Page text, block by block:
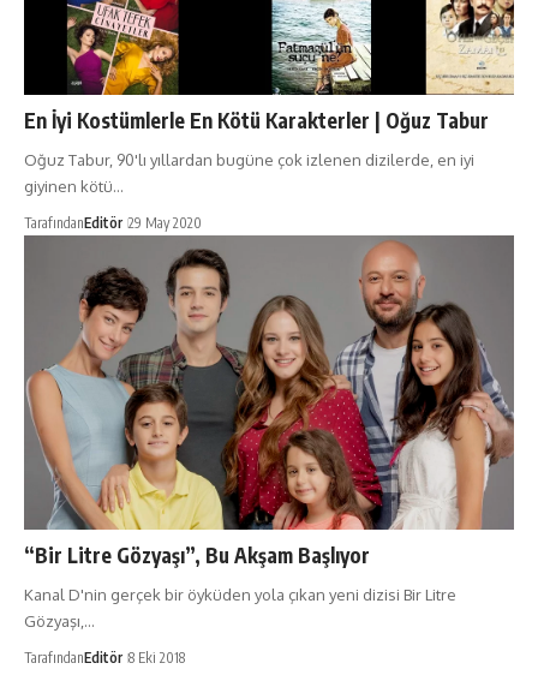
En İyi Kostümlerle En Kötü Karakterler | Oğuz Tabur
Oğuz Tabur, 90'lı yıllardan bugüne çok izlenen dizilerde, en iyi
giyinen kötü…
TarafındanEditör 29 May 2020
“Bir Litre Gözyaşı”, Bu Akşam Başlıyor
Kanal D'nin gerçek bir öyküden yola çıkan yeni dizisi Bir Litre
Gözyaşı,…
TarafındanEditör 8 Eki 2018